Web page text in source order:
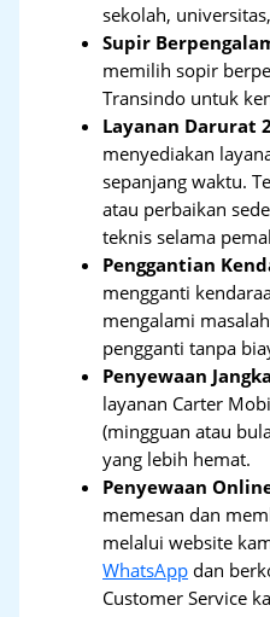
sekolah,
Supir
memilih sopir
Transindo untuk
Layanan Darurat
menyediakan
sepanjang waktu.
atau perbaikan
teknis selama
Penggantian
mengganti
mengalami
pengganti tanpa
Penyewaan
layanan Carter
(mingguan atau
yang lebih hemat.
Penyewaan
memesan dan
melalui website
WhatsApp dan
Customer Service